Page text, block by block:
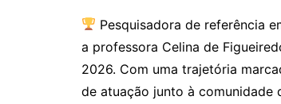
Pesquisadora de referência
a professora Celina de
2026. Com uma trajetória
de atuação junto à comunidade